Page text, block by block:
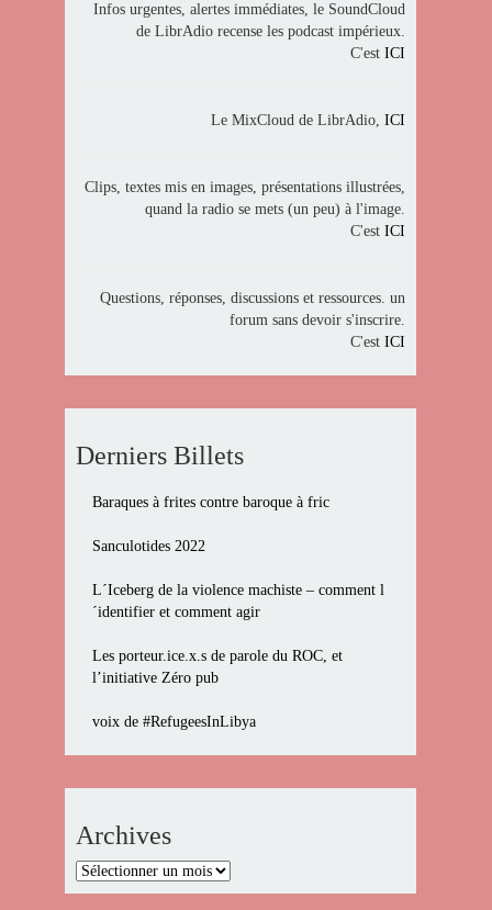
Infos urgentes, alertes immédiates, le SoundCloud
de LibrAdio recense les podcast impérieux.
C'est ICI
Le MixCloud de LibrAdio, ICI
Clips, textes mis en images, présentations illustrées,
quand la radio se mets (un peu) à l'image.
C'est ICI
Questions, réponses, discussions et ressources. un
forum sans devoir s'inscrire.
C'est ICI
Derniers Billets
Baraques à frites contre baroque à fric
Sanculotides 2022
L´Iceberg de la violence machiste – comment l
´identifier et comment agir
Les porteur.ice.x.s de parole du ROC, et
l’initiative Zéro pub
voix de #RefugeesInLibya
Archives
Archives